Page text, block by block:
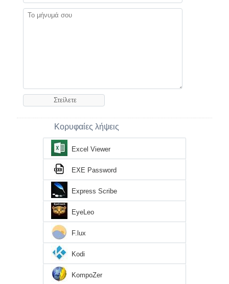
Κορυφαίες λήψεις
Excel Viewer
EXE Password
Express Scribe
EyeLeo
F.lux
Kodi
KompoZer